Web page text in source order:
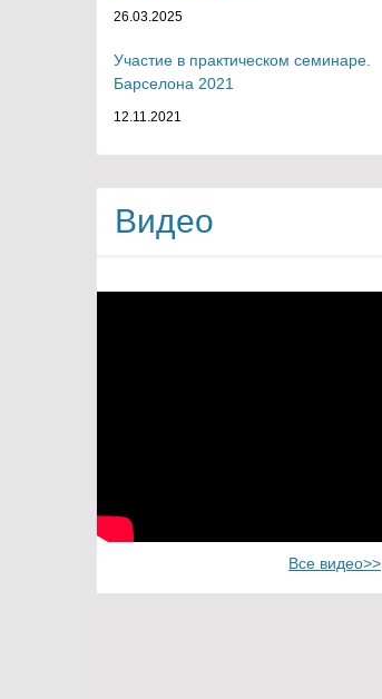
26.03.2025
Участие в практическом семинаре.
Барселона 2021
12.11.2021
Видео
Все видео>>